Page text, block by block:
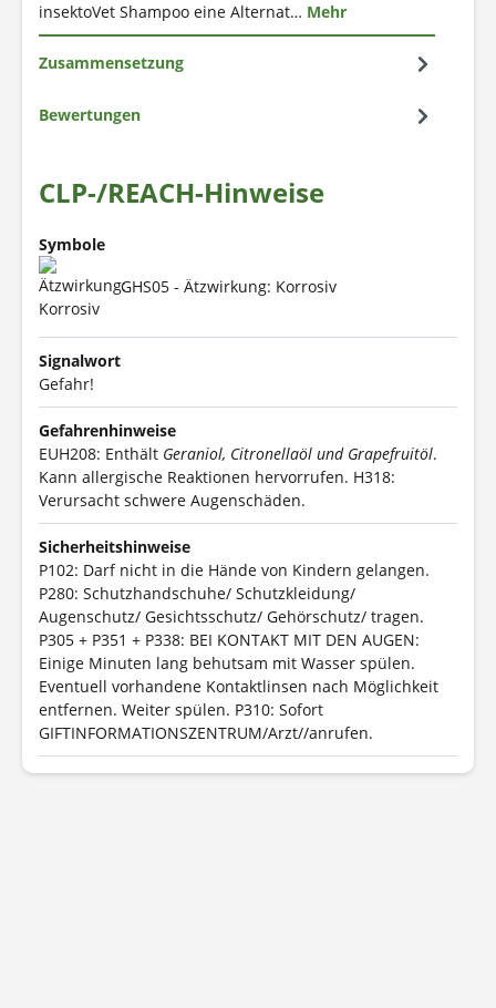
insektoVet Shampoo eine Alternat… Mehr
Zusammensetzung
Bewertungen
CLP-/REACH-Hinweise
Symbole
GHS05 - Ätzwirkung: Korrosiv
Signalwort
Gefahr!
Gefahrenhinweise
EUH208: Enthält Geraniol, Citronellaöl und Grapefruitöl.
Kann allergische Reaktionen hervorrufen. H318:
Verursacht schwere Augenschäden.
Sicherheitshinweise
P102: Darf nicht in die Hände von Kindern gelangen.
P280: Schutzhandschuhe/ Schutzkleidung/
Augenschutz/ Gesichtsschutz/ Gehörschutz/ tragen.
P305 + P351 + P338: BEI KONTAKT MIT DEN AUGEN:
Einige Minuten lang behutsam mit Wasser spülen.
Eventuell vorhandene Kontaktlinsen nach Möglichkeit
entfernen. Weiter spülen. P310: Sofort
GIFTINFORMATIONSZENTRUM/Arzt//anrufen.